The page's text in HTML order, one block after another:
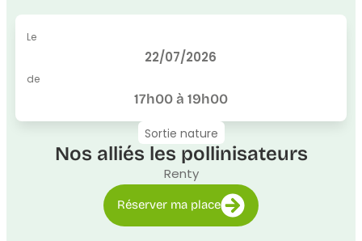
Le
22/07/2026
de
17h00 à 19h00
Sortie nature
Nos alliés les pollinisateurs
Renty
Réserver ma place